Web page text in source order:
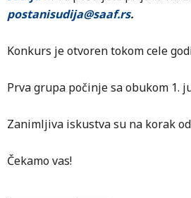
postanisudija@saaf.rs.
Konkurs je otvoren tokom cele
Prva grupa počinje sa obukom 1.
Zanimljiva iskustva su na korak od
Čekamo vas!